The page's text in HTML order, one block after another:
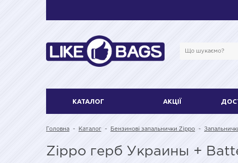
КАТАЛОГ АКЦІЇ
Головна - Каталог - Бензинові запальнички Zippo -
Zippo герб Украины +